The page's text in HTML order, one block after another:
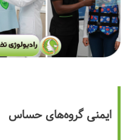
ایمنی گروه‌های حساس